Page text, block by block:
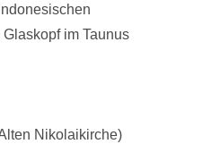
im Taunus
Nikolaikirche)